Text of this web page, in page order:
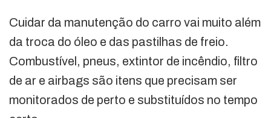
Cuidar da manutenção do carro vai muito além
da troca do óleo e das pastilhas de freio.
Combustível, pneus, extintor de incêndio, filtro
de ar e airbags são itens que precisam ser
monitorados de perto e substituídos no tempo